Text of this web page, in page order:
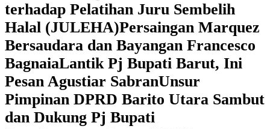
terhadap Pelatihan Juru Sembelih
Halal (JULEHA)Persaingan Marquez
Bersaudara dan Bayangan Francesco
BagnaiaLantik Pj Bupati Barut, Ini
Pesan Agustiar SabranUnsur
Pimpinan DPRD Barito Utara Sambut
dan Dukung Pj Bupati